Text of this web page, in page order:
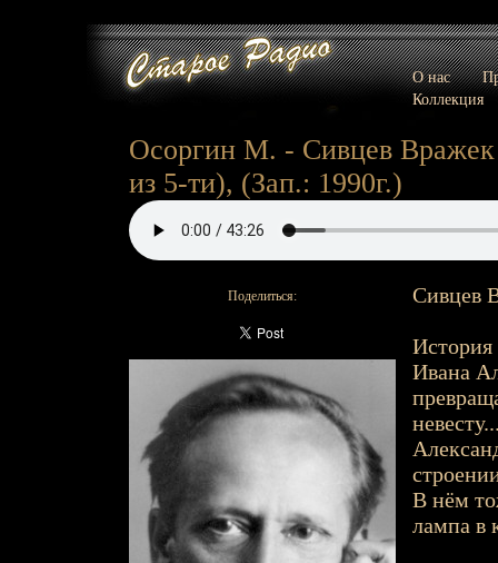
О нас
Коллекция
Осоргин М. - Сивцев
из 5-ти), (Зап.: 1990г.)
Поделиться: Сивцев
История
Ивана
В нём
лампа в